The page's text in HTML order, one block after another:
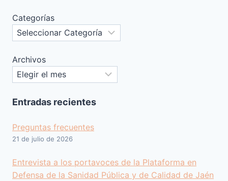
Categorías
Archivos
Entradas recientes
Preguntas frecuentes
21 de julio de 2026
Entrevista a los portavoces de la Plataforma en
Defensa de la Sanidad Pública y de Calidad de Jaén